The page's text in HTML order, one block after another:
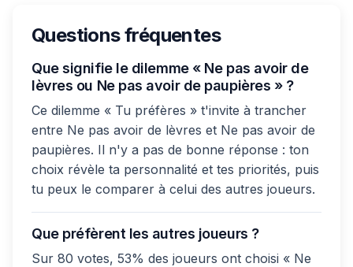
Questions fréquentes
Que signifie le dilemme « Ne pas avoir de
lèvres ou Ne pas avoir de paupières » ?
Ce dilemme « Tu préfères » t'invite à trancher
entre Ne pas avoir de lèvres et Ne pas avoir de
paupières. Il n'y a pas de bonne réponse : ton
choix révèle ta personnalité et tes priorités, puis
tu peux le comparer à celui des autres joueurs.
Que préfèrent les autres joueurs ?
Sur 80 votes, 53% des joueurs ont choisi « Ne